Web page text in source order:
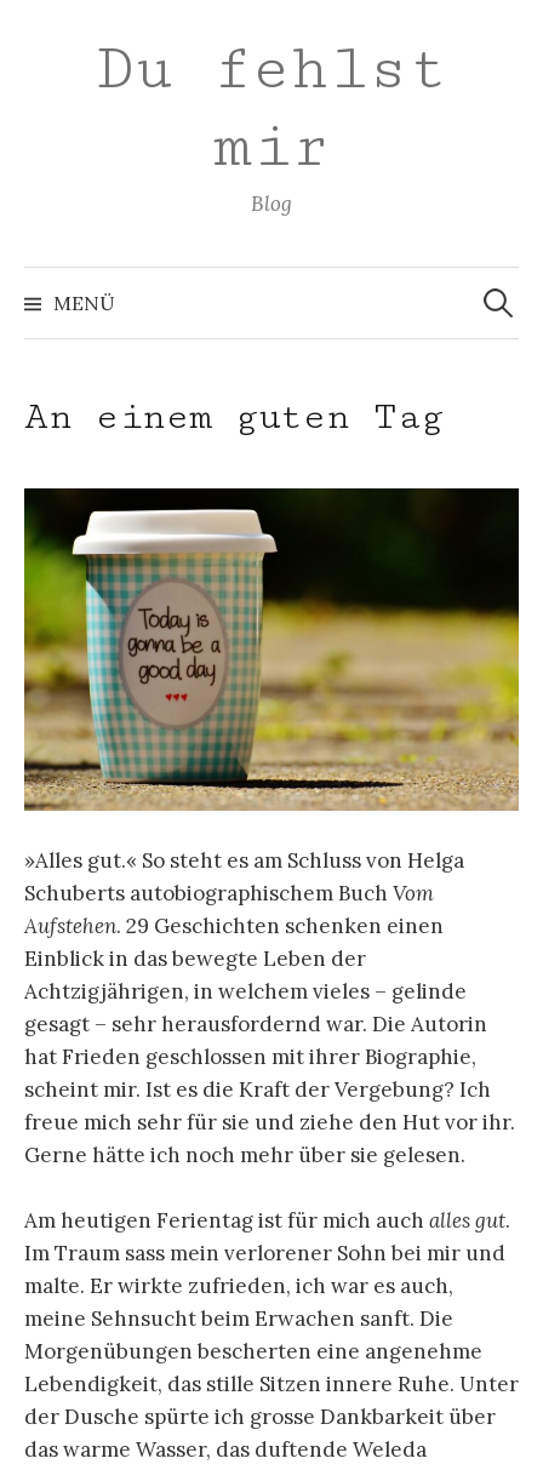
überspringenDu fehlst
mir
Blog
MENÜ
Suchen
nach:
An einem guten Tag
»Alles gut.« So steht es am Schluss von Helga
Schuberts autobiographischem Buch Vom
Aufstehen. 29 Geschichten schenken einen
Einblick in das bewegte Leben der
Achtzigjährigen, in welchem vieles – gelinde
gesagt – sehr herausfordernd war. Die Autorin
hat Frieden geschlossen mit ihrer Biographie,
scheint mir. Ist es die Kraft der Vergebung? Ich
freue mich sehr für sie und ziehe den Hut vor ihr.
Gerne hätte ich noch mehr über sie gelesen.
Am heutigen Ferientag ist für mich auch alles gut.
Im Traum sass mein verlorener Sohn bei mir und
malte. Er wirkte zufrieden, ich war es auch,
meine Sehnsucht beim Erwachen sanft. Die
Morgenübungen bescherten eine angenehme
Lebendigkeit, das stille Sitzen innere Ruhe. Unter
der Dusche spürte ich grosse Dankbarkeit über
das warme Wasser, das duftende Weleda